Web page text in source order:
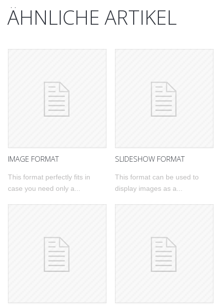
ÄHNLICHE ARTIKEL
IMAGE FORMAT
This format perfectly fits in
case you need only a...
SLIDESHOW FORMAT
This format can be used to
display images as a...